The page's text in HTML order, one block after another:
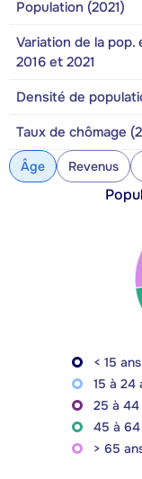
Population (2021)
Variation de la pop.
2016 et 2021
Densité de
Taux de chômage
Âge Revenus
< 15 ans
15 à 24
25 à 44
45 à 64
> 65